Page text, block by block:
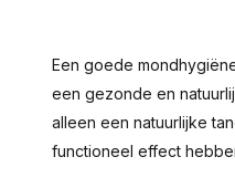
Een goede
een gezonde en
alleen een natuurlijke
functioneel effect